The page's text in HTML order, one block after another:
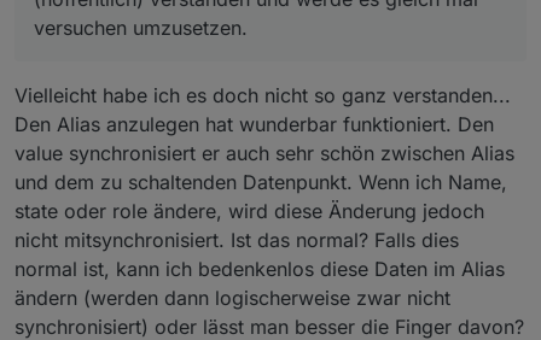
"Attribute für bestimmte Objekttypen") im Alias vom
versuchen umzusetzen.
Vielleicht habe ich es doch nicht so ganz verstanden...
Den Alias anzulegen hat wunderbar funktioniert. Den
value synchronisiert er auch sehr schön zwischen Alias
und dem zu schaltenden Datenpunkt. Wenn ich Name,
state oder role ändere, wird diese Änderung jedoch
nicht mitsynchronisiert. Ist das normal? Falls dies
normal ist, kann ich bedenkenlos diese Daten im Alias
ändern (werden dann logischerweise zwar nicht
synchronisiert) oder lässt man besser die Finger davon?